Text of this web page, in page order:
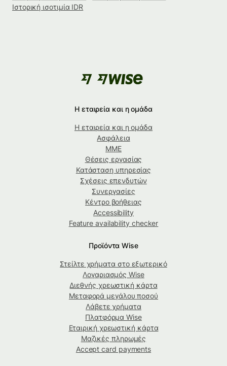
Ιστορική ισοτιμία IDR
Η εταιρεία και η ομάδα
Η εταιρεία και η ομάδα
Ασφάλεια
ΜΜΕ
Θέσεις εργασίας
Κατάσταση υπηρεσίας
Σχέσεις επενδυτών
Συνεργασίες
Κέντρο βοήθειας
Accessibility
Feature availability checker
Προϊόντα Wise
Στείλτε χρήματα στο εξωτερικό
Λογαριασμός Wise
Διεθνής χρεωστική κάρτα
Μεταφορά μεγάλου ποσού
Λάβετε χρήματα
Πλατφόρμα Wise
Εταιρική χρεωστική κάρτα
Μαζικές πληρωμές
Accept card payments